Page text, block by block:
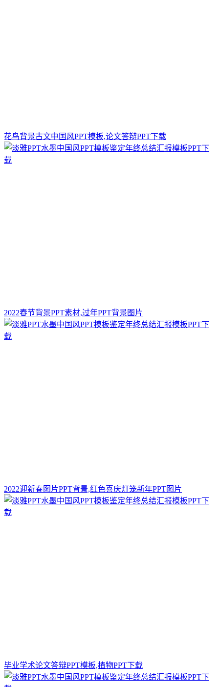
花鸟背景古文中国风PPT模板,论文答辩PPT下载
2022春节背景PPT素材,过年PPT背景图片
2022迎新春图片PPT背景,红色喜庆灯笼新年PPT图片
毕业学术论文答辩PPT模板,植物PPT下载